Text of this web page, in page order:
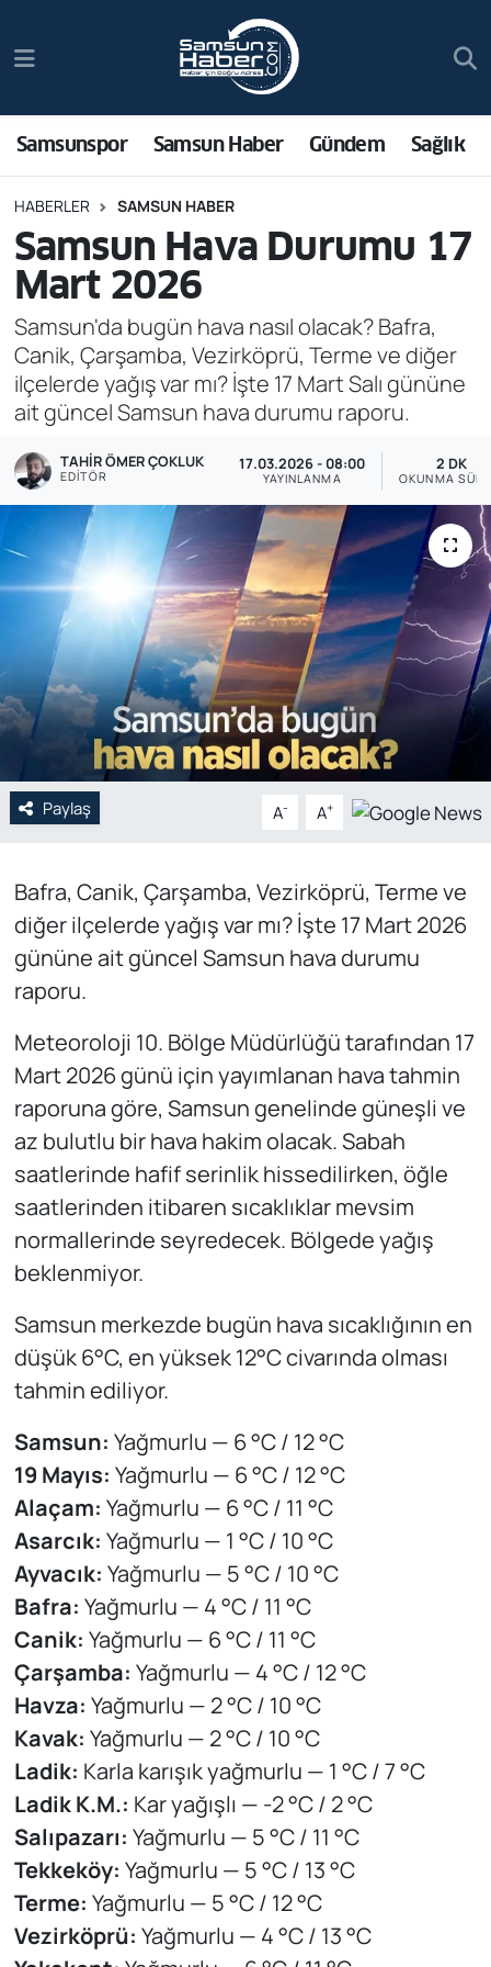
Samsunspor Samsun Haber Gündem Sağlık
HABERLER SAMSUN HABER
Samsun Hava Durumu 17
Mart 2026
Samsun'da bugün hava nasıl olacak? Bafra,
Canik, Çarşamba, Vezirköprü, Terme ve diğer
ilçelerde yağış var mı? İşte 17 Mart Salı gününe
ait güncel Samsun hava durumu raporu.
TAHIR ÖMER ÇOKLUK
EDITÖR
17.03.2026 - 08:00
YAYINLANMA
2 DK
OKUNMA
Paylaş A- A+
Bafra, Canik, Çarşamba, Vezirköprü, Terme ve
diğer ilçelerde yağış var mı? İşte 17 Mart 2026
gününe ait güncel Samsun hava durumu
raporu.
Meteoroloji 10. Bölge Müdürlüğü tarafından 17
Mart 2026 günü için yayımlanan hava tahmin
raporuna göre, Samsun genelinde güneşli ve
az bulutlu bir hava hakim olacak. Sabah
saatlerinde hafif serinlik hissedilirken, öğle
saatlerinden itibaren sıcaklıklar mevsim
normallerinde seyredecek. Bölgede yağış
beklenmiyor.
Samsun merkezde bugün hava sıcaklığının en
düşük 6°C, en yüksek 12°C civarında olması
tahmin ediliyor.
Samsun: Yağmurlu — 6 °C / 12 °C
19 Mayıs: Yağmurlu — 6 °C / 12 °C
Alaçam: Yağmurlu — 6 °C / 11 °C
Asarcık: Yağmurlu — 1 °C / 10 °C
Ayvacık: Yağmurlu — 5 °C / 10 °C
Bafra: Yağmurlu — 4 °C / 11 °C
Canik: Yağmurlu — 6 °C / 11 °C
Çarşamba: Yağmurlu — 4 °C / 12 °C
Havza: Yağmurlu — 2 °C / 10 °C
Kavak: Yağmurlu — 2 °C / 10 °C
Ladik: Karla karışık yağmurlu — 1 °C / 7 °C
Ladik K.M.: Kar yağışlı — -2 °C / 2 °C
Salıpazarı: Yağmurlu — 5 °C / 11 °C
Tekkeköy: Yağmurlu — 5 °C / 13 °C
Terme: Yağmurlu — 5 °C / 12 °C
Vezirköprü: Yağmurlu — 4 °C / 13 °C
Samsun Haber
Sağlık
Asayiş
Bilim ve Teknoloji
Bölge
Dünya
Ekonomi
Genel
Gündem
Özel Haber
POLİTİKA
Siyaset
Spor
Yerel
Trafik Durumu
Süper Lig Puan Durumu ve Fikstür
Tüm Manşetler
Son Dakika Haberleri
Haber Arşivi